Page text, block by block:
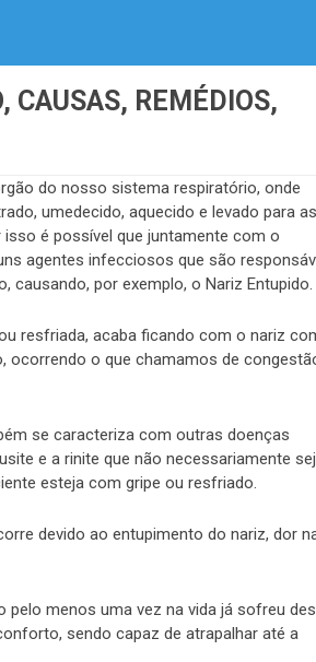
CAUSAS, REMÉDIOS,
do nosso sistema respiratório, onde
umedecido, aquecido e levado para as
é possível que juntamente com o
agentes infecciosos que são
causando, por exemplo, o Nariz Entupido.
resfriada, acaba ficando com o nariz
ocorrendo o que chamamos de
se caracteriza com outras doenças
e a rinite que não necessariamente
esteja com gripe ou resfriado.
devido ao entupimento do nariz, dor
menos uma vez na vida já sofreu
sendo capaz de atrapalhar até a